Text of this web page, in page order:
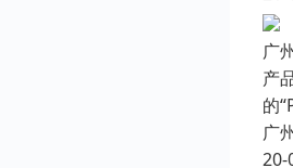
广
产
的
广
20-